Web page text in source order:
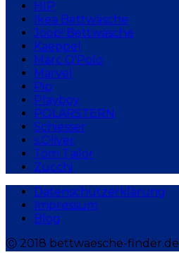
HIP
Ikea Bettwäsche
Joop! Bettwäsche
Kaeppel
Marc O'Polo
Marvel
Pip
Playboy
POLARSTERN
Schiesser
s.Oliver
Tom Tailor
Zucchi
Datenschutzerklärung
Impressum
Blog
Ⓒ 2018 bettwaesche-finder.de